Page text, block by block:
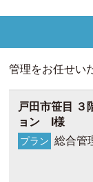
管理をお任せい
戸田市笹目 ３
ョン I様
プラン 総合管